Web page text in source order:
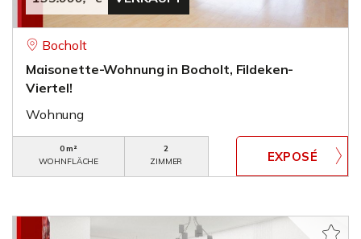
Bocholt
Maisonette-Wohnung in Bocholt, Fildeken-
Viertel!
Wohnung
0 m²
WOHNFLÄCHE
2
ZIMMER